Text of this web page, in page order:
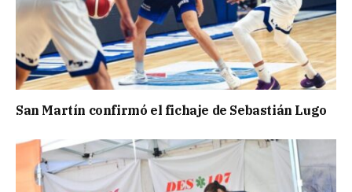
San Martín confirmó el fichaje de Sebastián Lugo